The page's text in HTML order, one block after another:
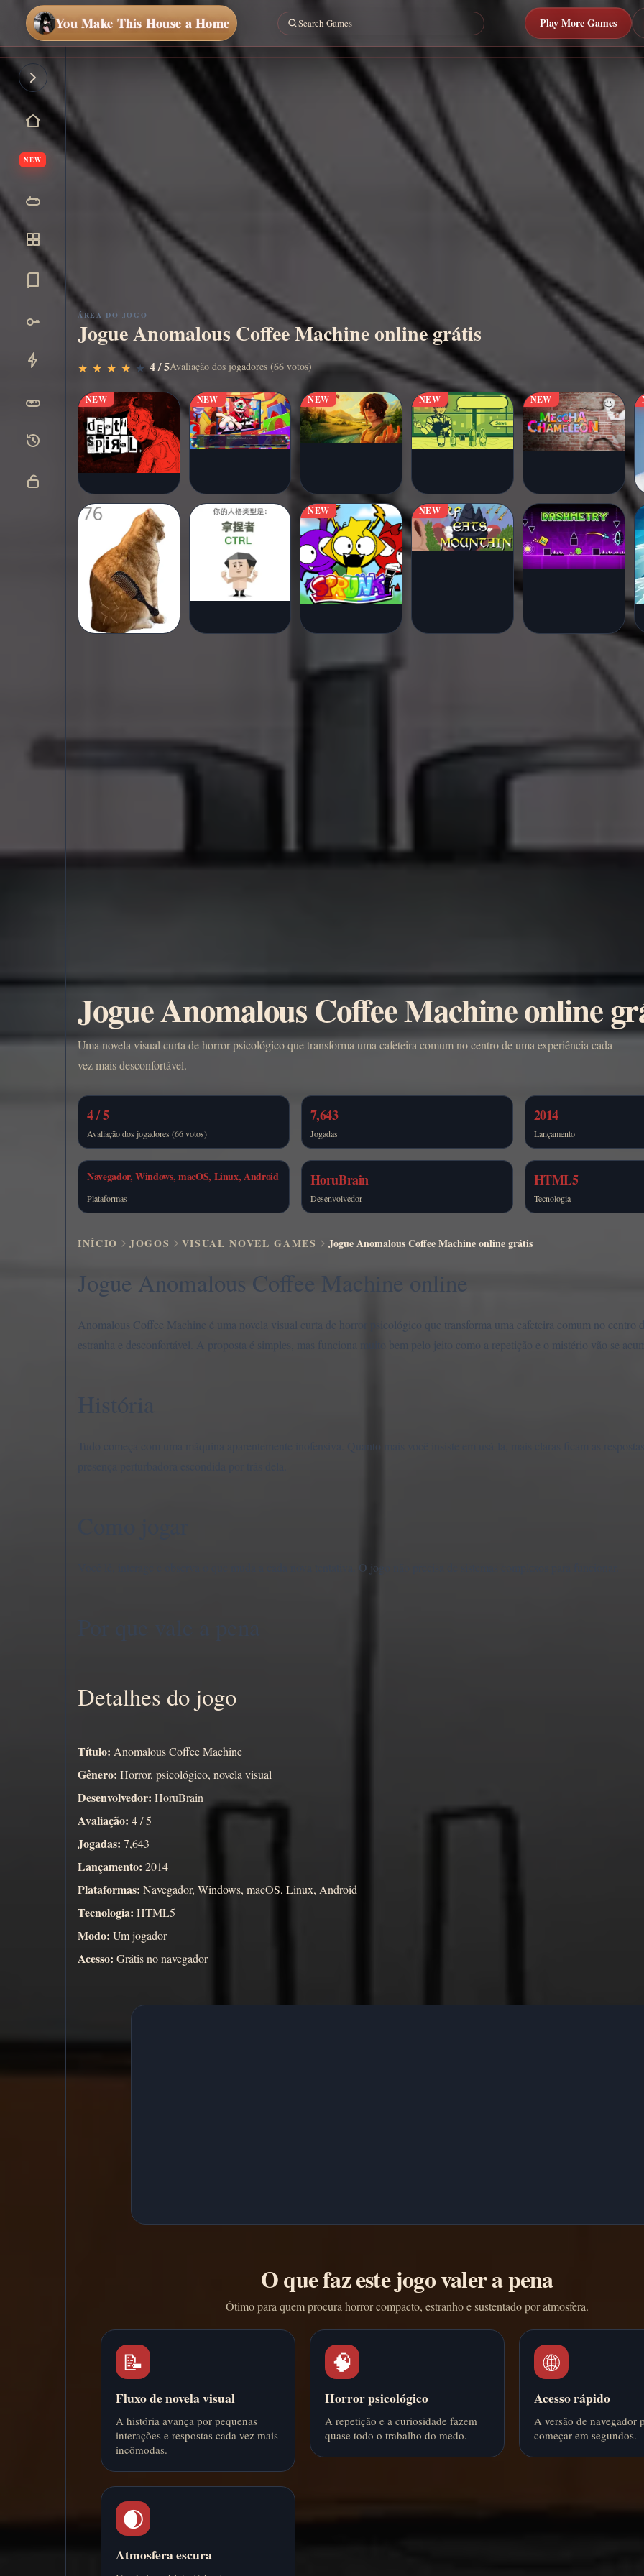
You Make This House a Home Play More Games
NEW
Jogar
ÁREA DO JOGO
Jogue Anomalous Coffee Machine online grátis
★
★ ★
★ ★
★ ★
★ ★
★ 4 / 5Avaliação dos jogadores (66 votos)
NEW NEW NEW NEW NEW
NEW NEW
Jogue Anomalous Coffee Machine online
Uma novela visual curta de horror psicológico que transforma uma cafeteira comum no centro de uma experiência cada
vez mais desconfortável.
4 / 5
Avaliação dos jogadores (66 votos)
7,643
Jogadas
2014
Lançamento
Navegador, Windows, macOS, Linux, Android
Plataformas
HoruBrain
Desenvolvedor
HTML5
Tecnologia
INÍCIO JOGOS VISUAL NOVEL GAMES Jogue Anomalous Coffee Machine online grátis
Jogue Anomalous Coffee Machine online
Anomalous Coffee Machine é uma novela visual curta de horror psicológico que transforma uma cafeteira comum no centro
estranha e desconfortável. A proposta é simples, mas funciona muito bem pelo jeito como a repetição e o mistério vão se
História
Tudo começa com uma máquina aparentemente inofensiva. Quanto mais você insiste em usá-la, mais claras ficam as
Você lê, interage e observa o que muda a cada nova tentativa. O jogo não precisa de sistemas complexos para funcionar.
Detalhes do jogo
Título: Anomalous Coffee Machine
Gênero: Horror, psicológico, novela visual
Desenvolvedor: HoruBrain
Avaliação: 4 / 5
Jogadas: 7,643
Lançamento: 2014
Plataformas: Navegador, Windows, macOS, Linux, Android
Tecnologia: HTML5
Modo: Um jogador
Acesso: Grátis no navegador
O que faz este jogo valer a pena
Ótimo para quem procura horror compacto, estranho e sustentado por atmosfera.
📝
Fluxo de novela visual
A história avança por pequenas
interações e respostas cada vez mais
incômodas.
🧠
Horror psicológico
A repetição e a curiosidade fazem
quase todo o trabalho do medo.
🌐
Acesso rápido
A versão de navegador
começar em segundos.
🌒
Atmosfera escura